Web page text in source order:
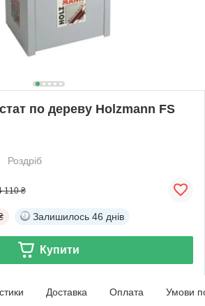
по дереву Holzmann FS
Роздріб
110 ₴
Залишилось 46 днів
Купити
Доставка Оплата Умови